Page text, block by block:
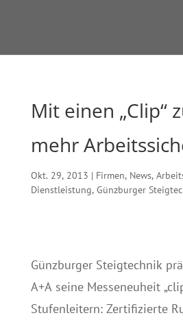
Mit einen „Clip“
mehr
Okt. 29, 2013 | Firmen, News,
Dienstleistung, Günzburger
Günzburger Steigtechnik
A+A seine Messeneuheit
Stufenleitern: Zertifizierte